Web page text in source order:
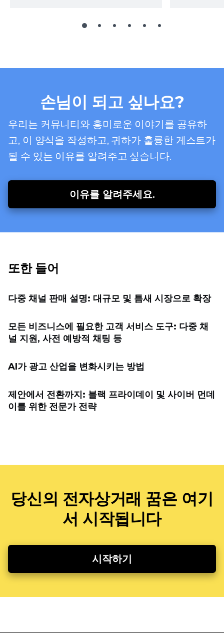
손님이 되고 싶나요?
우리는 커뮤니티와 흥미로운 이야기를 공유하
고, 이 양식을 작성하고, 귀하가 훌륭한 게스트가
될 수 있는 이유를 알려주고 싶습니다.
이유를 알려주세요.
또한 들어
다중 채널 판매 설명: 대규모 및 틈새 시장으로 확장
모든 비즈니스에 필요한 고객 서비스 도구: 다중 채
널 지원, 사전 예방적 채팅 등
AI가 광고 산업을 변화시키는 방법
제안에서 전환까지: 블랙 프라이데이 및 사이버 먼데
이를 위한 전문가 전략
당신의 전자상거래 꿈은 여기
서 시작됩니다
시작하기